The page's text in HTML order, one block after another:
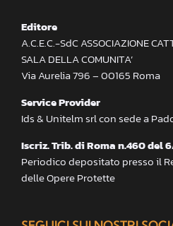
Editore
A.C.E.C.-SdC ASSOCIAZIONE
SALA DELLA COMUNITA’
Via Aurelia 796 – 00165 Roma
Service Provider
Ids & Unitelm srl con sede a
Iscriz. Trib. di Roma n.460 del
Periodico depositato presso il
delle Opere Protette